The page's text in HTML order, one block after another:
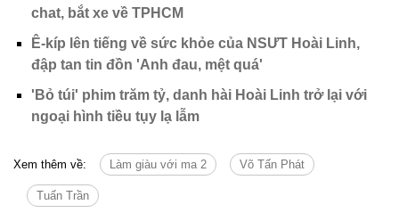
chat, bắt xe về TPHCM
Ê-kíp lên tiếng về sức khỏe của NSƯT Hoài Linh,
đập tan tin đồn 'Anh đau, mệt quá'
'Bỏ túi' phim trăm tỷ, danh hài Hoài Linh trở lại với
ngoại hình tiều tụy lạ lẫm
Xem thêm về: Làm giàu với ma 2 Võ Tấn Phát
Tuấn Trần